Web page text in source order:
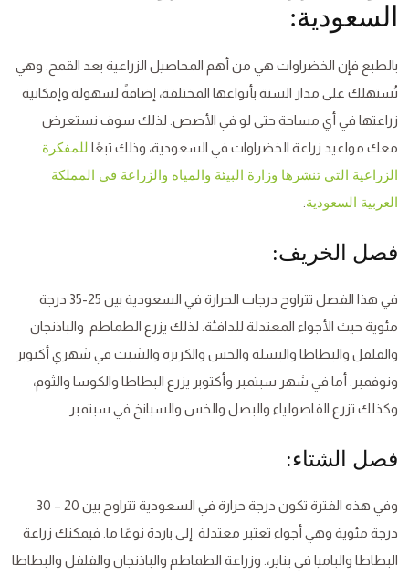
السعودية:
بالطبع فإن الخضراوات هي من أهم المحاصيل الزراعية بعد القمح. وهي
تُستهلك على مدار السنة بأنواعها المختلفة، إضافةً لسهولة وإمكانية
زراعتها في أي مساحة حتى لو في الأصص. لذلك سوف نستعرض
معك مواعيد زراعة الخضراوات في السعودية، وذلك تبعًا للمفكرة
الزراعية التي تنشرها وزارة البيئة والمياه والزراعة في المملكة
العربية السعودية:
فصل الخريف:
في هذا الفصل تتراوح درجات الحرارة في السعودية بين 25-35 درجة
مئوية حيث الأجواء المعتدلة للدافئة. لذلك يزرع الطماطم والباذنجان
والفلفل والبطاطا والبسلة والخس والكزبرة والشبت في شهري أكتوبر
ونوفمبر. أما في شهر سبتمبر وأكتوبر يزرع البطاطا والكوسا والثوم،
وكذلك تزرع الفاصولياء والبصل والخس والسبانخ في سبتمبر.
فصل الشتاء:
وفي هذه الفترة تكون درجة حرارة في السعودية تتراوح بين 20 – 30
درجة مئوية وهي أجواء تعتبر معتدلة إلى باردة نوعًا ما. فيمكنك زراعة
البطاطا والباميا في يناير،. وزراعة الطماطم والباذنجان والفلفل والبطاطا